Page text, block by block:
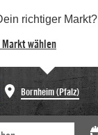
richtiger Markt?
Markt wählen
Bornheim (Pfalz)